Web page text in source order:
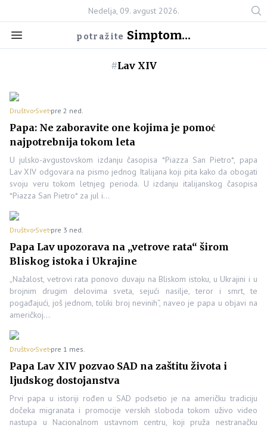
Nedelja, 09. avgust 2026.
potražite Simptom...
#Lav XIV
Društvo Svet pre 2 ned.
Papa: Ne zaboravite one kojima je pomoć
najpotrebnija tokom leta
U julsko-avgustovskom izdanju časopisa *Piazza San Pietro*, papa
Lav XIV odgovara na pismo jednog Italijana koji pita kako da obogati
svoju veru tokom letnjeg perioda. U izdanju italijanskog časopisa
*Piazza San Pietro* za jul i…
Društvo Svet pre 3 ned.
Papa Lav upozorava na „vetrove rata“ širom
Bliskog istoka i Ukrajine
„Nažalost, vetrovi rata ponovo duvaju na Bliskom istoku, u Ukrajini i u
brojnim drugim delovima sveta, sejući nasilje, teror i smrt, te
pogađajući, još jednom, toliki broj nevinih“, naveo je papa u objavi na
američkoj…
Društvo Svet pre 1 mes.
Papa Lav XIV pozvao SAD na zaštitu života i
ljudskog dostojanstva
Prvi papa u istoriji rođen u SAD podsetio je na američku tradiciju
dočeka migranata i promocije verskih sloboda tokom uživo video
nastupa u Nacionalnom ustavnom centru, koji pruža nestranačku